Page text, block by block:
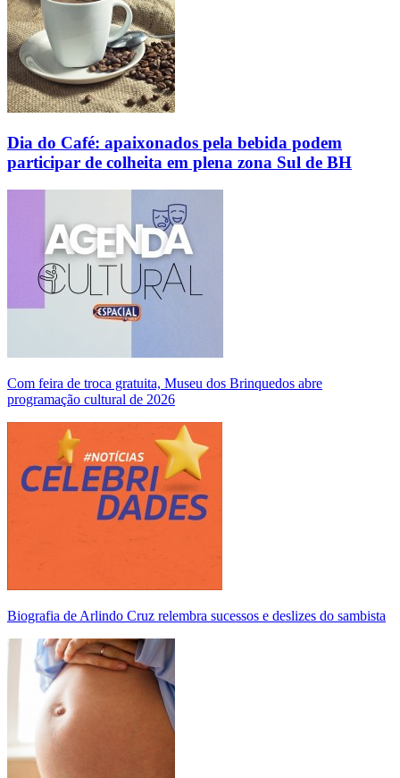
Dia do Café: apaixonados pela bebida podem
participar de colheita em plena zona Sul de BH
Com feira de troca gratuita, Museu dos Brinquedos abre
programação cultural de 2026
Biografia de Arlindo Cruz relembra sucessos e deslizes do sambista